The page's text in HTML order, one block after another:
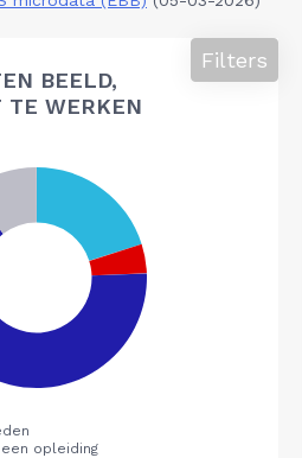
BEELD,
TE WERKEN
Filters